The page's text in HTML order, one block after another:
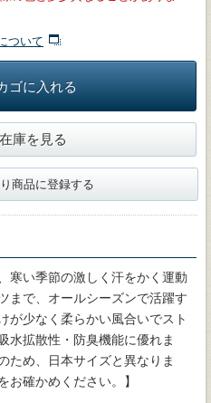
ついて
ゴに入れる
庫を見る
商品に登録する
寒い季節の激しく汗をかく運動
まで、オールシーズンで活躍す
が少なく柔らかい風合いでスト
水拡散性・防臭機能に優れま
ため、日本サイズと異なりま
お確かめください。】